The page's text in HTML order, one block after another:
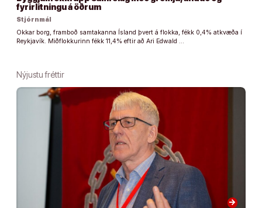
fyrirlitningu á öðrum
Stjórnmál
Okkar borg, framboð samtakanna Ísland þvert á flokka, fékk 0,4% atkvæða í
Reykjavík. Miðflokkurinn fékk 11,4% eftir að Ari Edwald …
Nýjustu fréttir
arrow_forward